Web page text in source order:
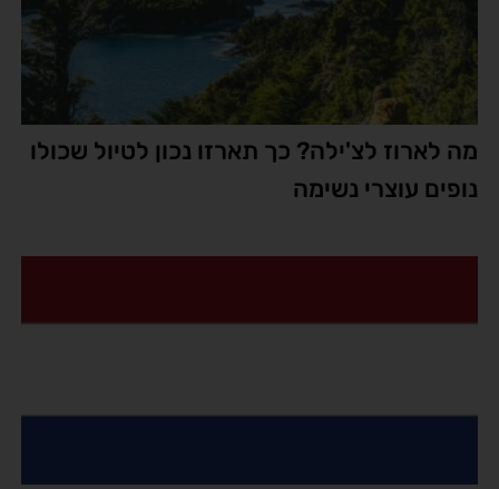
מה לארוז לצ'ילה? כך תארזו נכון לטיול שכולו
נופים עוצרי נשימה